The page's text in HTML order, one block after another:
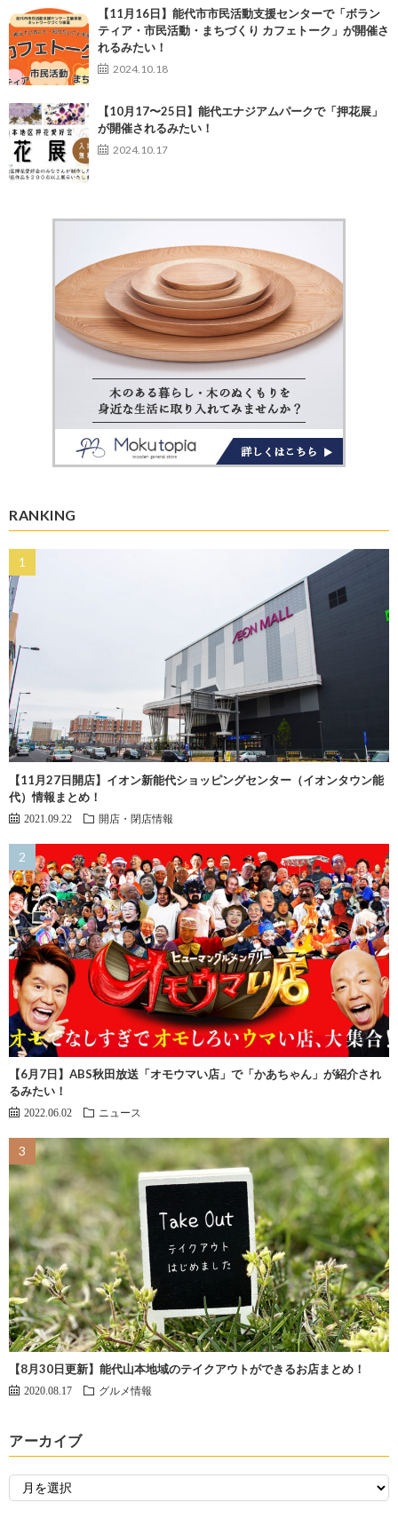
【11月16日】能代市市民活動支援センターで「ボラン
ティア・市民活動・まちづくり カフェトーク」が開催さ
れるみたい！
2024.10.18
【10月17〜25日】能代エナジアムパークで「押花展」
が開催されるみたい！
2024.10.17
RANKING
【11月27日開店】イオン新能代ショッピングセンター（イオンタウン能
代）情報まとめ！
2021.09.22 開店・閉店情報
【6月7日】ABS秋田放送「オモウマい店」で「かあちゃん」が紹介され
るみたい！
2022.06.02 ニュース
【8月30日更新】能代山本地域のテイクアウトができるお店まとめ！
2020.08.17 グルメ情報
アーカイブ